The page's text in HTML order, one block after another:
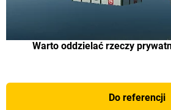
Warto oddzielać rzeczy
Do referencji